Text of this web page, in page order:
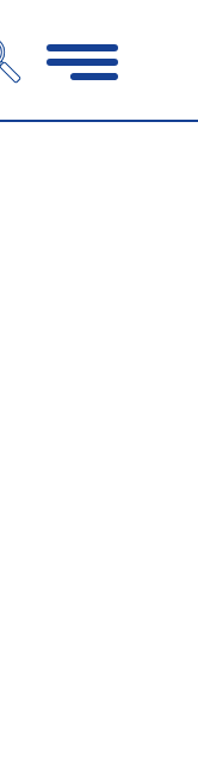
Navigation